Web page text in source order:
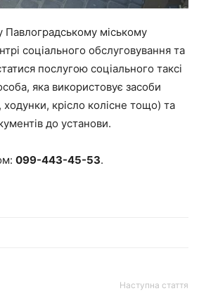
міському
соціального обслуговування та
послугою соціального таксі
яка використовує засоби
ходунки, крісло колісне тощо) та
до установи.
099-443-45-53.
Наступна стаття